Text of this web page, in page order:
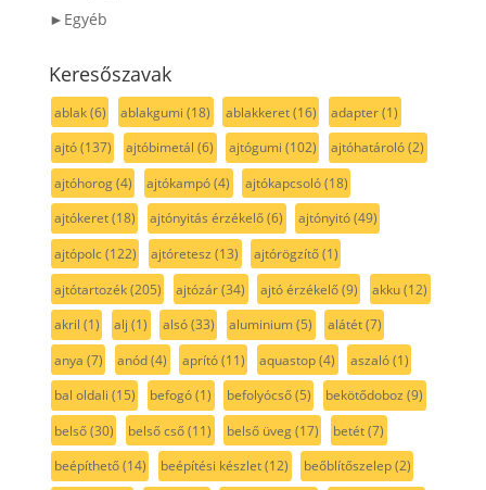
►Egyéb
Keresőszavak
ablak(6) ablakgumi (18) ablakkeret(16) adapter(1)
ajtó(137) ajtóbimetál (6) ajtógumi (102) ajtóhatároló(2)
ajtóhorog(4) ajtókampó(4) ajtókapcsoló(18)
ajtókeret(18) ajtónyitás érzékelő(6) ajtónyitó(49)
ajtópolc(122) ajtóretesz (13) ajtórögzítő(1)
ajtótartozék(205) ajtózár(34) ajtó érzékelő(9) akku(12)
akril (1) alj (1) alsó(33) aluminium(5) alátét(7)
anya (7) anód(4) aprító(11) aquastop(4) aszaló(1)
bal oldali (15) befogó(1) befolyócső(5) bekötődoboz (9)
belső(30) belső cső(11) belső üveg(17) betét(7)
beépíthető(14) beépítési készlet(12) beőblítőszelep(2)